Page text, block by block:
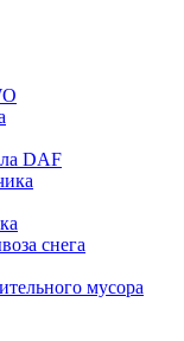
DAF
снега
мусора